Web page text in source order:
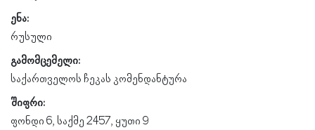
ენა:
რუსული
გამომცემელი:
საქართველოს ჩეკას კომენდანტურა
შიფრი:
ფონდი 6, საქმე 2457, ყუთი 9